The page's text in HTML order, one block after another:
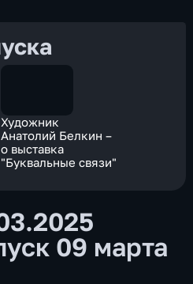
Художник
Анатолий Белкин –
о выставка
"Буквальные связи"
09 марта